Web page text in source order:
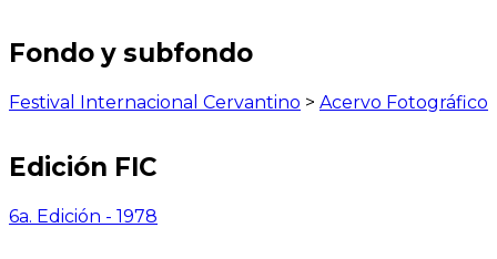
Fondo y subfondo
Festival Internacional Cervantino > Acervo Fotográfico
Edición FIC
6a. Edición - 1978